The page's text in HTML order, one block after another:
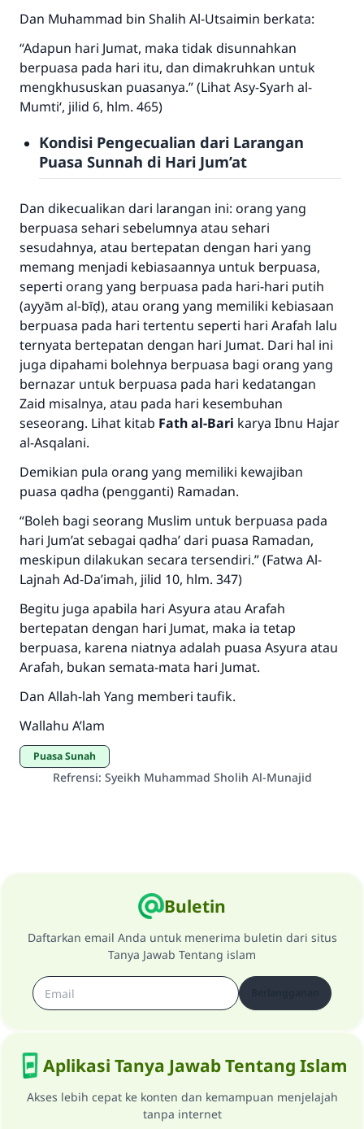
Dan Muhammad bin Shalih Al-Utsaimin berkata:
“Adapun hari Jumat, maka tidak disunnahkan
berpuasa pada hari itu, dan dimakruhkan untuk
mengkhususkan puasanya.” (LihatAsy-Syarh al-
Mumti‘, jilid 6, hlm. 465)
Kondisi Pengecualian dari Larangan
Puasa Sunnah di Hari Jum’at
Dan dikecualikan dari larangan ini: orang yang
berpuasa sehari sebelumnya atau sehari
sesudahnya, atau bertepatan dengan hari yang
memang menjadi kebiasaannya untuk berpuasa,
seperti orang yang berpuasa pada hari-hari putih
(ayyām al-bīḍ), atau orang yang memiliki kebiasaan
berpuasa pada hari tertentu seperti hari Arafah lalu
ternyata bertepatan dengan hari Jumat. Dari hal ini
juga dipahami bolehnya berpuasa bagi orang yang
bernazar untuk berpuasa pada hari kedatangan
Zaid misalnya, atau pada hari kesembuhan
seseorang. Lihat kitab Fath al-Bari karya Ibnu Hajar
al-Asqalani.
Demikian pula orang yang memiliki kewajiban
puasa qadha (pengganti) Ramadan.
“Boleh bagi seorang Muslim untuk berpuasa pada
hari Jum’at sebagai qadha’ dari puasa Ramadan,
meskipun dilakukan secara tersendiri.” (Fatwa Al-
Lajnah Ad-Da’imah, jilid 10, hlm. 347)
Begitu juga apabila hari Asyura atau Arafah
bertepatan dengan hari Jumat, maka ia tetap
berpuasa, karena niatnya adalah puasa Asyura atau
Arafah, bukan semata-mata hari Jumat.
Dan Allah-lah Yang memberi taufik.
Wallahu A’lam
Puasa Sunah
Refrensi: Syeikh Muhammad Sholih Al-Munajid
Buletin
Daftarkan email Anda untuk menerima buletin dari situs
Tanya Jawab Tentang islam
Aplikasi Tanya Jawab Tentang Islam
Akses lebih cepat ke konten dan kemampuan menjelajah
tanpa internet